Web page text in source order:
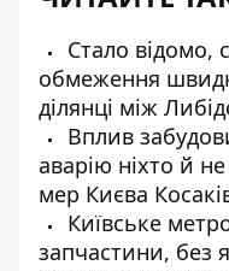
Стало відомо,
обмеження
ділянці між
Вплив
аварію ніхто й
мер Києва
Київське
запчастини, без